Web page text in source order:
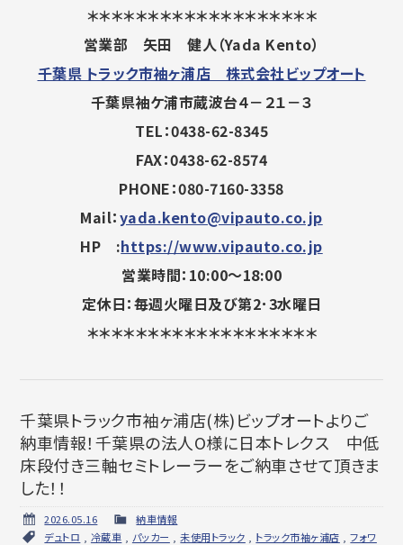
＊＊＊＊＊＊＊＊＊＊＊＊＊＊＊＊＊＊＊
営業部 矢田 健人（Yada Kento）
千葉県 トラック市袖ヶ浦店 株式会社ビップオート
千葉県袖ケ浦市蔵波台４－２１－３
TEL：0438-62-8345
FAX：0438-62-8574
PHONE：080-7160-3358
Mail：yada.kento@vipauto.co.jp
HP :https://www.vipauto.co.jp
営業時間：10:00～18:00
定休日：毎週火曜日及び第2･3水曜日
＊＊＊＊＊＊＊＊＊＊＊＊＊＊＊＊＊＊＊
千葉県トラック市袖ヶ浦店(株)ビップオートよりご
納車情報！千葉県の法人O様に日本トレクス 中低
床段付き三軸セミトレーラーをご納車させて頂きま
した！！
2026.05.16
納車情報
デュトロ
冷蔵車 パッカー ,未使用トラック トラック市袖ヶ浦店 ,フォワ